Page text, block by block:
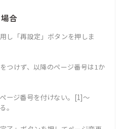
合
し「再設定」ボタンを押しま
つけず、以降のページ番号は1か
ージ番号を付けない。[1]～
。